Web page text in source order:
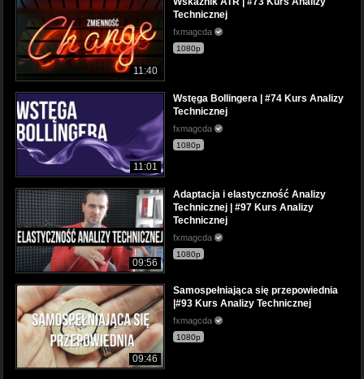
11:40
Technicznej
fxmagcda
1080p
11:01
Wstęga Bollingera | #74 Kurs Analizy
Technicznej
fxmagcda
1080p
09:56
Adaptacja i elastyczność Analizy
Technicznej | #97 Kurs Analizy
Technicznej
fxmagcda
1080p
09:46
Samospełniająca się przepowiednia
|#93 Kurs Analizy Technicznej
fxmagcda
1080p